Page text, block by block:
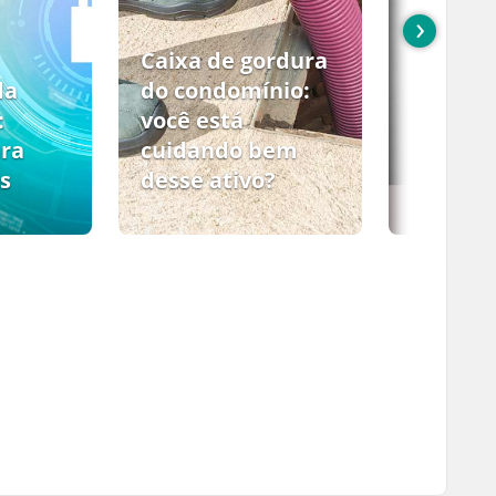
Caixa de gordura
do condomínio:
você está
cuidando bem
desse ativo?
›